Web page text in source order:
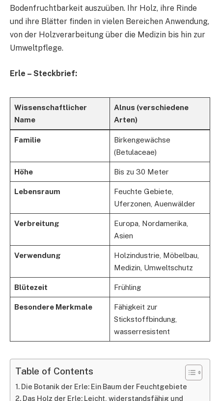
Bodenfruchtbarkeit auszuüben. Ihr Holz, ihre Rinde
und ihre Blätter finden in vielen Bereichen Anwendung,
von der Holzverarbeitung über die Medizin bis hin zur
Umweltpflege.
Erle – Steckbrief:
Wissenschaftlicher
Name
Alnus (verschiedene
Arten)
Familie
Birkengewächse
(Betulaceae)
Höhe Bis zu 30 Meter
Lebensraum
Feuchte Gebiete,
Uferzonen, Auenwälder
Verbreitung
Europa, Nordamerika,
Asien
Verwendung
Holzindustrie, Möbelbau,
Medizin, Umweltschutz
Blütezeit Frühling
Besondere Merkmale
Fähigkeit zur
Stickstoffbindung,
wasserresistent
Table of Contents
Die Botanik der Erle: Ein Baum der Feuchtgebiete
Das Holz der Erle: Leicht, widerstandsfähig und